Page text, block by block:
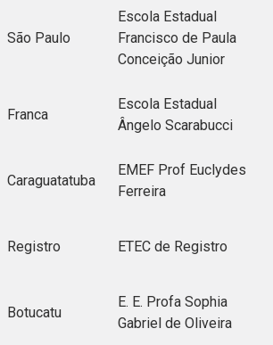
São Paulo
Escola Estadual
Francisco de Paula
Conceição Junior
Franca
Escola Estadual
Ângelo Scarabucci
Caraguatatuba
EMEF Prof Euclydes
Ferreira
Registro ETEC de Registro
Botucatu
E. E. Profa Sophia
Gabriel de Oliveira